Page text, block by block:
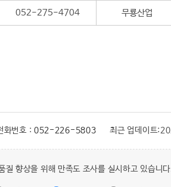
052-275-4704 무룡산업
화번호 : 052-226-5803 최근 업데이트:
질 향상을 위해 만족도 조사를 실시하고 있습니